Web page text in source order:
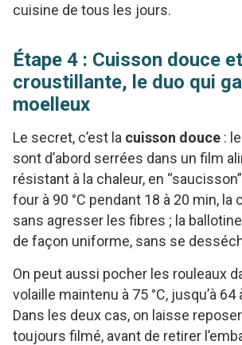
cuisine de tous les jours.
Étape 4 : Cuisson douce
croustillante, le duo qui
moelleux
Le secret, c’est la cuisson douce :
sont d’abord serrées dans un film
résistant à la chaleur, en
four à 90 °C pendant 18 à 20 min, la
sans agresser les fibres ; la
de façon uniforme, sans se
On peut aussi pocher les rouleaux
volaille maintenu à 75 °C, jusqu’à 64
Dans les deux cas, on laisse
toujours filmé, avant de retirer